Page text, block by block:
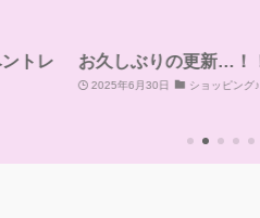
堅あげポテトの七味
2025年3月31日 おすすめ